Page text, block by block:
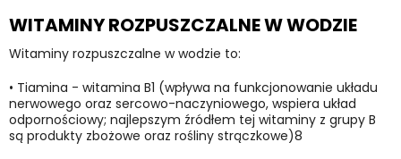
WITAMINY ROZPUSZCZALNE W WODZIE
Witaminy rozpuszczalne w wodzie to:
• Tiamina - witamina B1 (wpływa na funkcjonowanie układu
nerwowego oraz sercowo-naczyniowego, wspiera układ
odpornościowy; najlepszym źródłem tej witaminy z grupy B
są produkty zbożowe oraz rośliny strączkowe)8